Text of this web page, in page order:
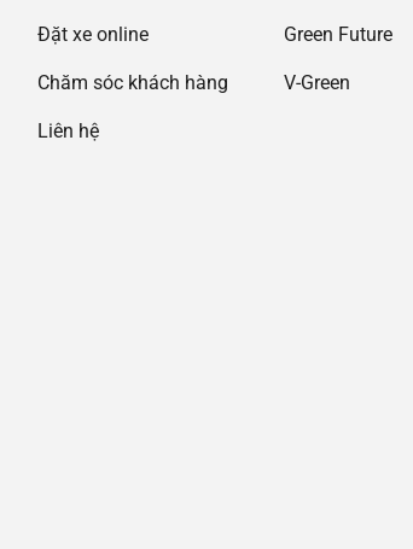
Đặt xe online
Chăm sóc khách hàng
Liên hệ
Green Future
V-Green